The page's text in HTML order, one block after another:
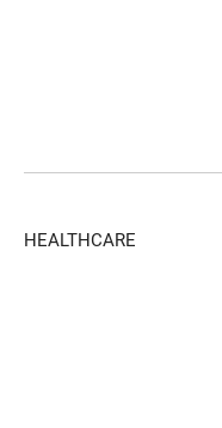
HEALTHCARE